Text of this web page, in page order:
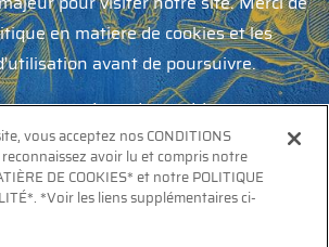
en matiere de cookies et les
avant de poursuivre.
en Matiere de Cookies
d'utlisation
de confidentialité
vous acceptez nos CONDITIONS
reconnaissez avoir lu et compris notre
DE COOKIES* et notre POLITIQUE
*Voir les liens supplémentaires ci-